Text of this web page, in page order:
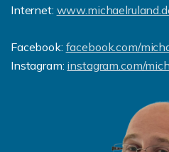
Internet:
Facebook: facebook.com/
Instagram: instagram.com/